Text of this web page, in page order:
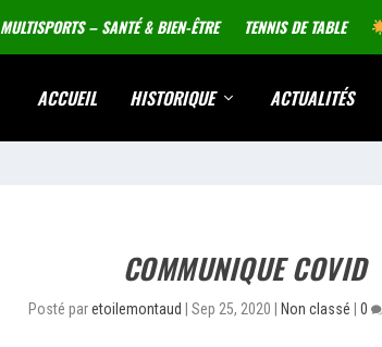
MULTISPORTS – SANTÉ & BIEN-ÊTRE TENNIS DE TABLE
ACCUEIL HISTORIQUE ACTUALITÉS
COMMUNIQUE COVID
Posté paretoilemontaud Sep 25, 2020 Non classé 0